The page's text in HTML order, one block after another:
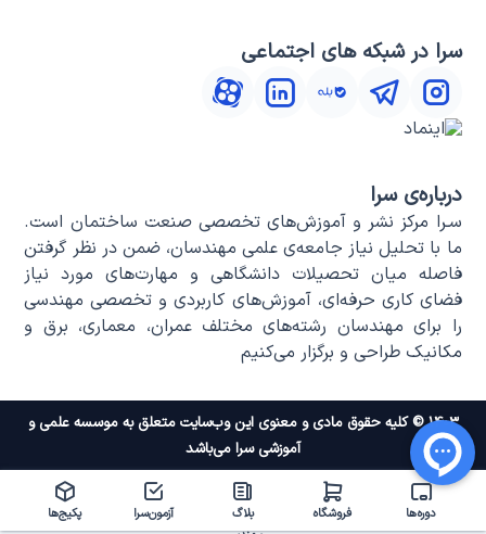
سرا در شبکه های اجتماعی
درباره‌ی سرا
سـرا مرکز نشر و آموزش‌های تخصصی صنعت ساختمان است.
ما با تحلیل نیاز جامعه‌ی علمی مهندسان، ضمن در نظر گرفتن
فاصله میان تحصیلات دانشگاهی و مهارت‌های مورد نیاز
فضای کاری حرفه‌ای، آموزش‌های کاربردی و تخصصی مهندسی
را برای مهندسان رشته‌های مختلف عمران، معماری، برق و
مکانیک طراحی و برگزار می‌کنیم
۱۴۰۳ © کلیه حقوق مادی و معنوی این وب‌سایت متعلق به موسسه علمی و
آموزشی سرا می‌باشد
دوره‌ها فروشگاه
بلاگ
آزمون‌سرا پکیج‌ها